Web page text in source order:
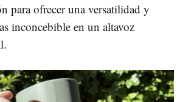
para ofrecer una versatilidad y
inconcebible en un altavoz